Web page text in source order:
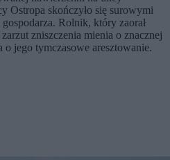
Ostropa skończyło się surowymi
Rolnik, który zaorał
zarzut zniszczenia mienia o znacznej
o jego tymczasowe aresztowanie.